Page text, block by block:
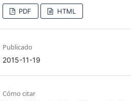
PDF HTML
Publicado
2015-11-19
Cómo citar